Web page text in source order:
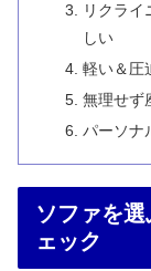
リクライ
しい
軽い＆圧
無理せず
パーソナ
ソファを
ェック